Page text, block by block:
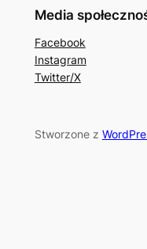
Media
Facebook
Instagram
Twitter/X
Stworzone z